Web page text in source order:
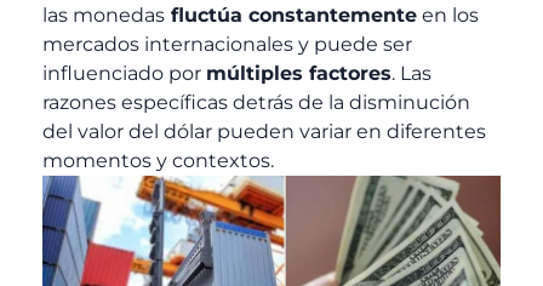
las monedas fluctúa constantemente en los
mercados internacionales y puede ser
influenciado por múltiples factores. Las
razones específicas detrás de la disminución
del valor del dólar pueden variar en diferentes
momentos y contextos.